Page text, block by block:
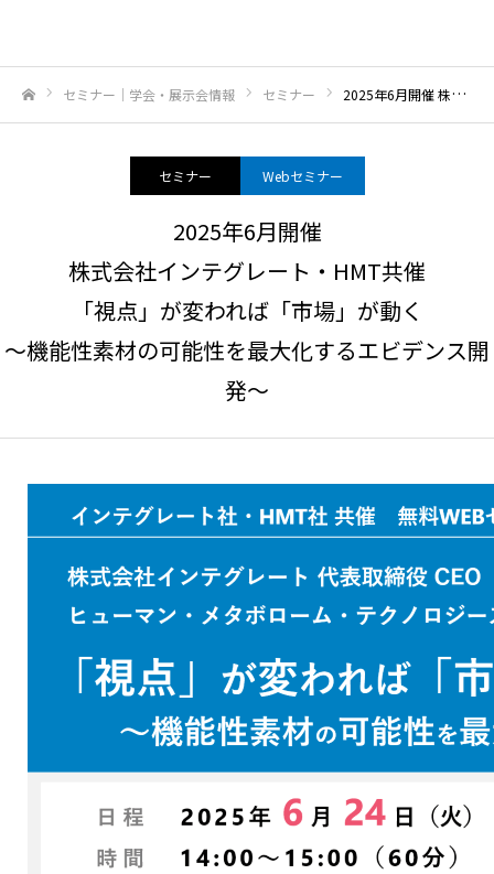
セミナー｜学会・展示会情報 セミナー 2025年6月開催 株式会社インテグレート・HMT共催「視点」が変われば「市場」が動く～機能性素材の可能性を最大化するエビデンス開発～
セミナー Webセミナー
2025年6月開催
株式会社インテグレート・HMT共催
「視点」が変われば「市場」が動く
～機能性素材の可能性を最大化するエビデンス開
発～